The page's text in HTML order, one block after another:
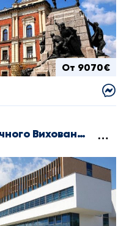
От 9070€
Академія Фізичного Виховання ім. Євгенія Пясецького